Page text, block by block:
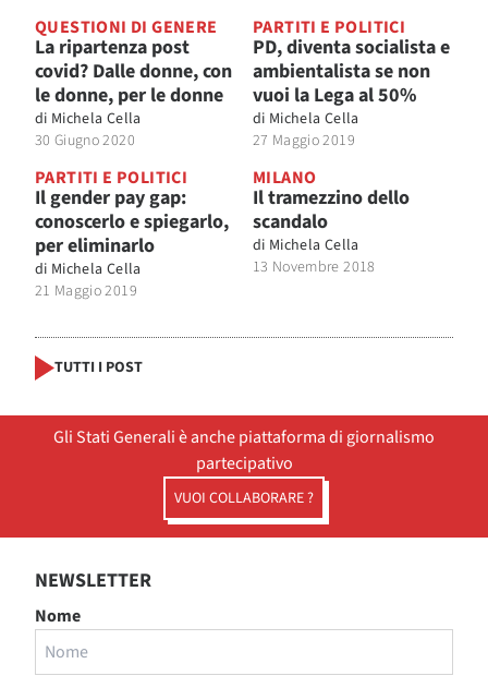
QUESTIONI DI GENERE
La ripartenza post
covid? Dalle donne, con
le donne, per le donne
di Michela Cella
30 Giugno 2020
PARTITI E POLITICI
PD, diventa socialista e
ambientalista se non
vuoi la Lega al 50%
di Michela Cella
27 Maggio 2019
PARTITI E POLITICI
Il gender pay gap:
conoscerlo e spiegarlo,
per eliminarlo
di Michela Cella
21 Maggio 2019
MILANO
Il tramezzino dello
scandalo
di Michela Cella
13 Novembre 2018
TUTTI I POST
Gli Stati Generali è anche piattaforma di giornalismo
partecipativo
VUOI COLLABORARE ?
NEWSLETTER
Nome